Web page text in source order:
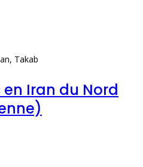
Takab
Iran du Nord